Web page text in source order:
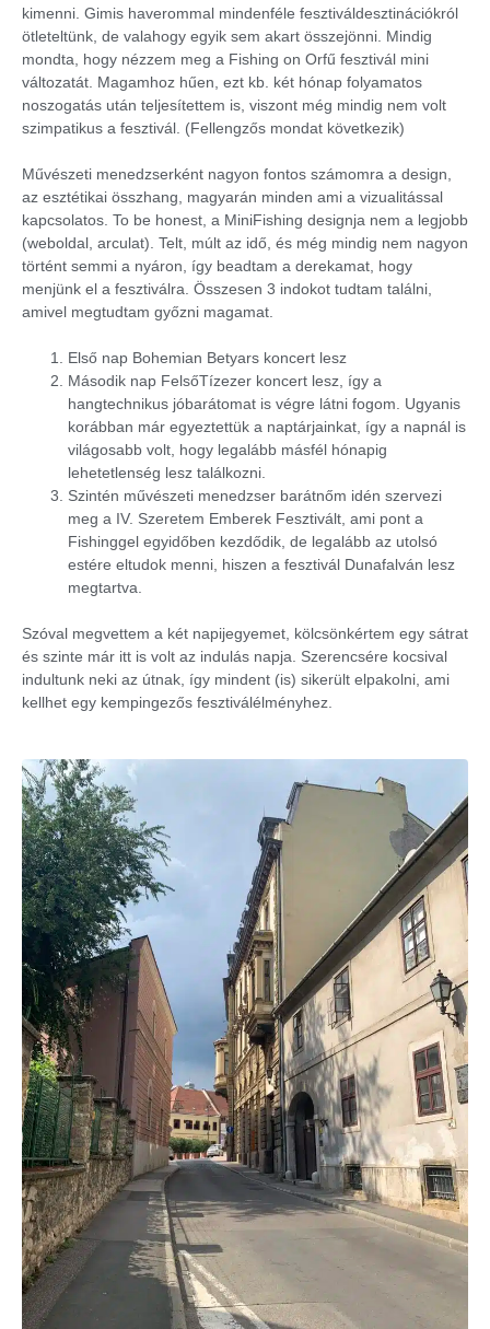
kimenni. Gimis haverommal mindenféle fesztiváldesztinációkról
ötleteltünk, de valahogy egyik sem akart összejönni. Mindig
mondta, hogy nézzem meg a Fishing on Orfű fesztivál mini
változatát. Magamhoz hűen, ezt kb. két hónap folyamatos
noszogatás után teljesítettem is, viszont még mindig nem volt
szimpatikus a fesztivál. (Fellengzős mondat következik)
Művészeti menedzserként nagyon fontos számomra a design,
az esztétikai összhang, magyarán minden ami a vizualitással
kapcsolatos. To be honest, a MiniFishing designja nem a legjobb
(weboldal, arculat). Telt, múlt az idő, és még mindig nem nagyon
történt semmi a nyáron, így beadtam a derekamat, hogy
menjünk el a fesztiválra. Összesen 3 indokot tudtam találni,
amivel megtudtam győzni magamat.
Első nap Bohemian Betyars koncert lesz
Második nap FelsőTízezer koncert lesz, így a
hangtechnikus jóbarátomat is végre látni fogom. Ugyanis
korábban már egyeztettük a naptárjainkat, így a napnál is
világosabb volt, hogy legalább másfél hónapig
lehetetlenség lesz találkozni.
Szintén művészeti menedzser barátnőm idén szervezi
meg a IV. Szeretem Emberek Fesztivált, ami pont a
Fishinggel egyidőben kezdődik, de legalább az utolsó
estére eltudok menni, hiszen a fesztivál Dunafalván lesz
megtartva.
Szóval megvettem a két napijegyemet, kölcsönkértem egy sátrat
és szinte már itt is volt az indulás napja. Szerencsére kocsival
indultunk neki az útnak, így mindent (is) sikerült elpakolni, ami
kellhet egy kempingezős fesztiválélményhez.